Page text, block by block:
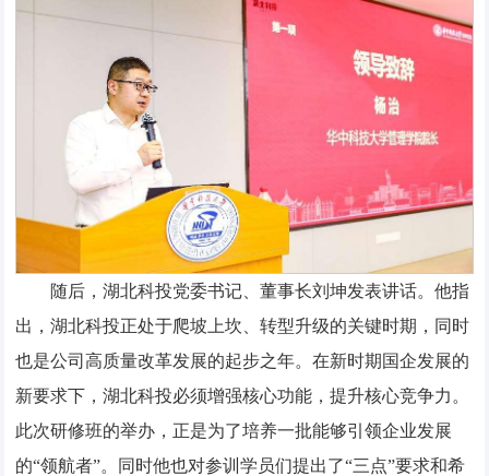
随后，湖北科投党委书记、董事长刘坤发表讲话。他指
出，湖北科投正处于爬坡上坎、转型升级的关键时期，同时
也是公司高质量改革发展的起步之年。在新时期国企发展的
新要求下，湖北科投必须增强核心功能，提升核心竞争力。
此次研修班的举办，正是为了培养一批能够引领企业发展
的“领航者”。同时他也对参训学员们提出了“三点”要求和希